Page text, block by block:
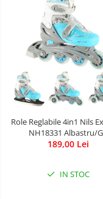
Role Reglabile 4in1 Nils
NH18331 Albastru/
189,00 Lei
IN STOC